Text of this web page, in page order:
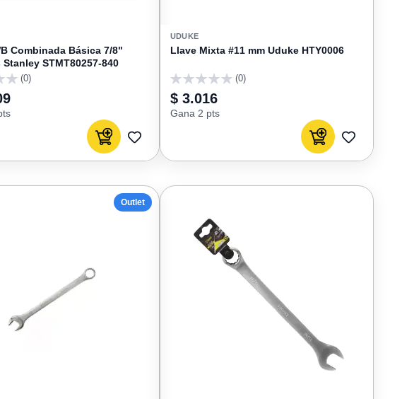
Combinada Básica 7/8"
STMT80257-840
(0)
Agregar al carrito
AGREGAR
FAVORITOS
UDUKE
Llave Mixta #11 mm Uduke HTY0006
0
(0)
$ 3.016
Gana 2 pts
Agregar al carrito
AGREGAR
Outlet